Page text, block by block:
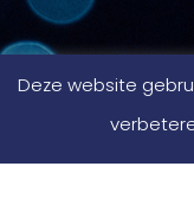
Deze website